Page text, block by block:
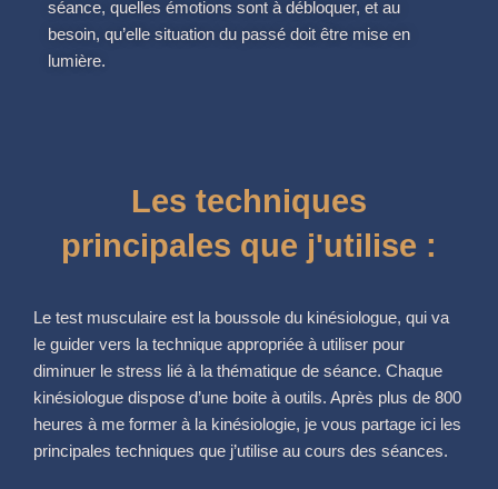
séance, quelles émotions sont à débloquer, et au
besoin, qu’elle situation du passé doit être mise en
lumière.
Les techniques
principales que j'utilise :
Le test musculaire est la boussole du kinésiologue, qui va
le guider vers la technique appropriée à utiliser pour
diminuer le stress lié à la thématique de séance. Chaque
kinésiologue dispose d’une boite à outils. Après plus de 800
heures à me former à la kinésiologie, je vous partage ici les
principales techniques que j’utilise au cours des séances.